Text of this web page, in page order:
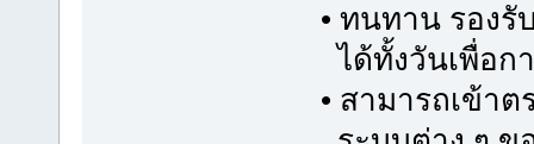
• ทนทาน รองรั
ได้ทั้งวันเพื่อ
• สามารถเข้า